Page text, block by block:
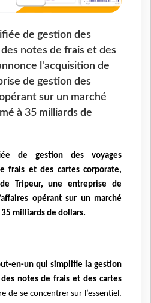
de gestion des
notes de frais et des
l'acquisition de
de gestion des
sur un marché
à 35 milliards de
de gestion des voyages
frais et des cartes corporate,
Tripeur, une entreprise de
opérant sur un marché
milliards de dollars.
en-un qui simplifie la gestion
notes de frais et des cartes
de se concentrer sur l’essentiel.